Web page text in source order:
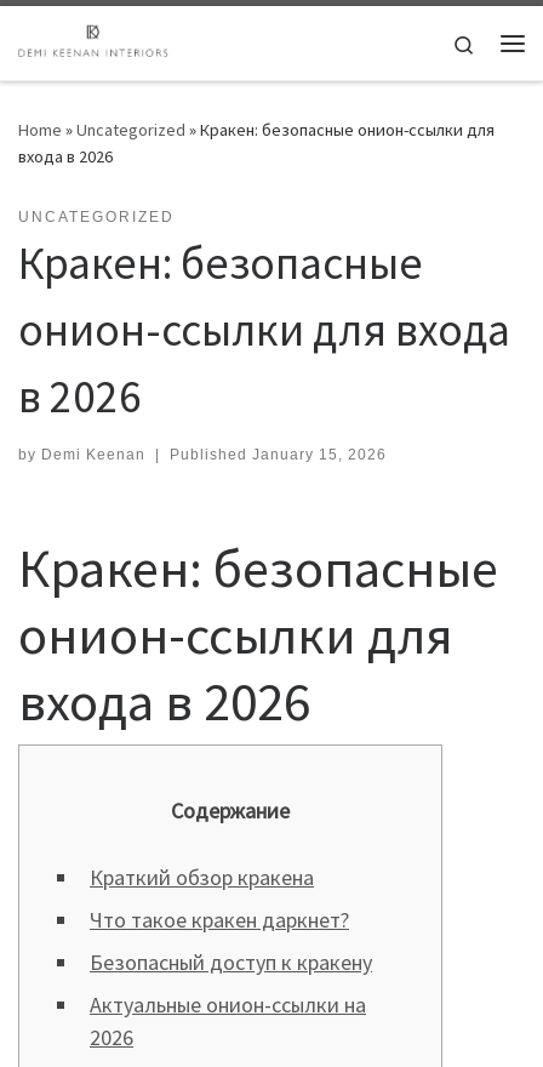
Skip to content
Search
Home »Uncategorized »Кракен: безопасные онион-ссылки для
входа в 2026
UNCATEGORIZED
Кракен: безопасные
онион-ссылки для входа
в 2026
by Demi Keenan | Published January 15, 2026
Кракен: безопасные
онион-ссылки для
входа в 2026
Содержание
Краткий обзор кракена
Что такое кракен даркнет?
Безопасный доступ к кракену
Актуальные онион-ссылки на
2026